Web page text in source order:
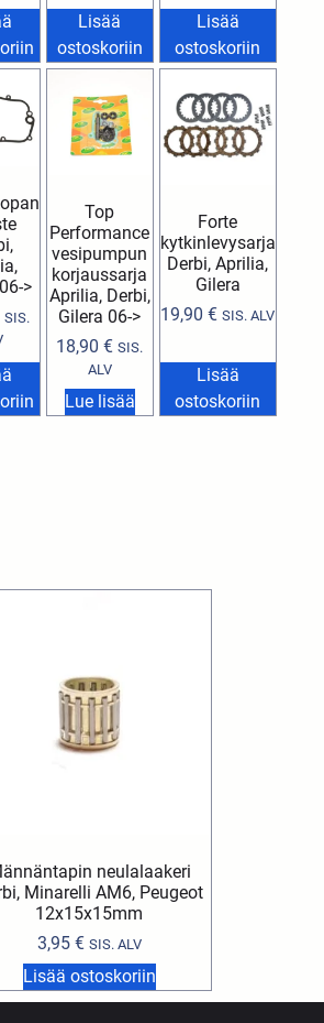
Lisää
ostoskoriin
Lisää
ostoskoriin
>
SIS.
Top
Performance
vesipumpun
korjaussarja
Aprilia, Derbi,
Gilera 06->
18,90€ SIS.
ALV
Lue lisää
Forte
kytkinlevysarja
Derbi, Aprilia,
Gilera
19,90€ SIS. ALV
Lisää
ostoskoriin
neulalaakeri
Minarelli AM6, Peugeot
12x15x15mm
3,95 € SIS. ALV
Lisää ostoskoriin